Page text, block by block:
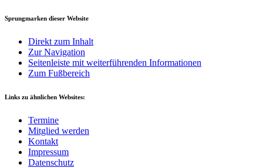
Sprungmarken dieser Website
Direkt zum Inhalt
Zur Navigation
Seitenleiste mit weiterführenden Informationen
Zum Fußbereich
Links zu ähnlichen Websites:
Termine
Mitglied werden
Kontakt
Impressum
Datenschutz